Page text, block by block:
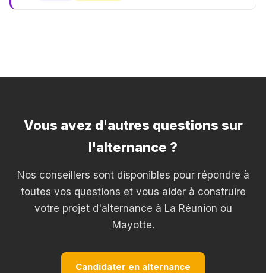
Vous avez d'autres questions sur
l'alternance ?
Nos conseillers sont disponibles pour répondre à
toutes vos questions et vous aider à construire
votre projet d'alternance à La Réunion ou
Mayotte.
Candidater en alternance